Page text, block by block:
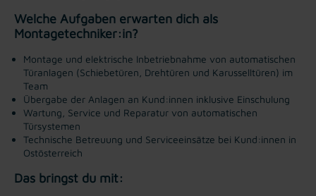
Welche Aufgaben erwarten dich als
Montagetechniker:in?
Montage und elektrische Inbetriebnahme von automatischen
Türanlagen (Schiebetüren, Drehtüren und Karusselltüren) im
Team
Übergabe der Anlagen an Kund:innen inklusive Einschulung
Wartung, Service und Reparatur von automatischen
Türsystemen
Technische Betreuung und Serviceeinsätze bei Kund:innen in
Ostösterreich
Das bringst du mit: